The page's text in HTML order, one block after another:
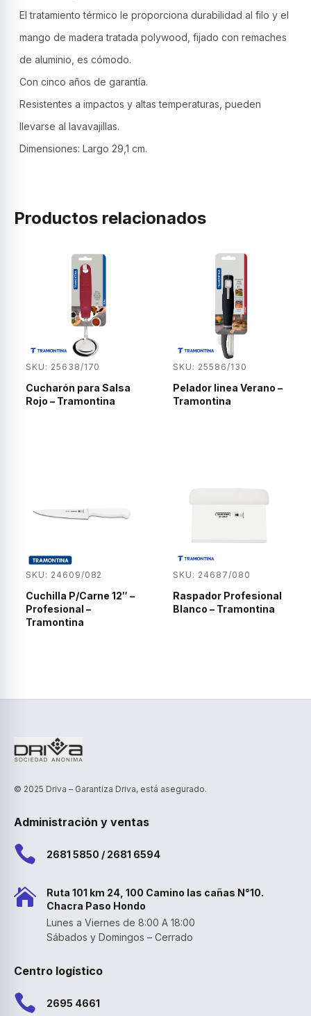
El tratamiento térmico le proporciona durabilidad al filo y el
mango de madera tratada polywood, fijado con remaches
de aluminio, es cómodo.
Con cinco años de garantía.
Resistentes a impactos y altas temperaturas, pueden
llevarse al lavavajillas.
Dimensiones: Largo 29,1 cm.
Productos relacionados
SKU: 25638/170
Cucharón para Salsa
Rojo – Tramontina
SKU: 25586/130
Pelador linea Verano –
Tramontina
SKU: 24609/082
Cuchilla P/Carne 12″ –
Profesional –
Tramontina
SKU: 24687/080
Raspador Profesional
Blanco – Tramontina
© 2025 Driva – Garantiza Driva, está asegurado.
Administración y ventas
 2681 5850 / 2681 6594

Ruta 101 km 24, 100 Camino las cañas N°10.
Chacra Paso Hondo
Lunes a Viernes de 8:00 A 18:00
Sábados y Domingos – Cerrado
Centro logístico
 2695 4661